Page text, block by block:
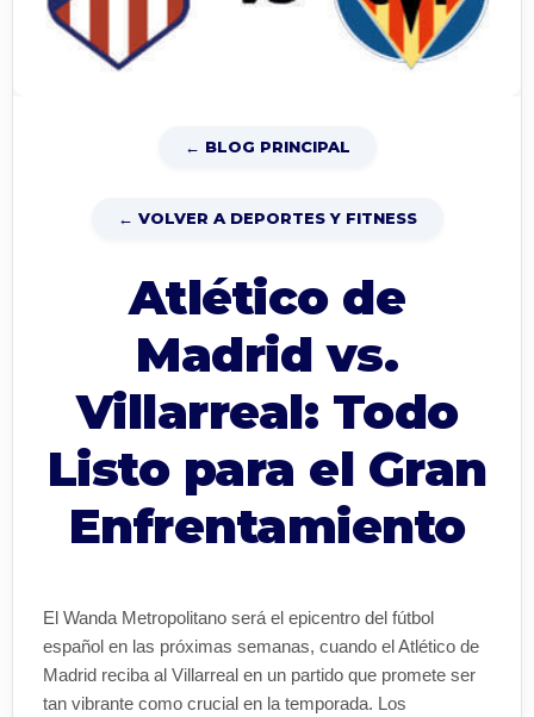
← BLOG PRINCIPAL
← VOLVER A DEPORTES Y FITNESS
Atlético de
Madrid vs.
Villarreal: Todo
Listo para el Gran
Enfrentamiento
El Wanda Metropolitano será el epicentro del fútbol
español en las próximas semanas, cuando el Atlético de
Madrid reciba al Villarreal en un partido que promete ser
tan vibrante como crucial en la temporada. Los